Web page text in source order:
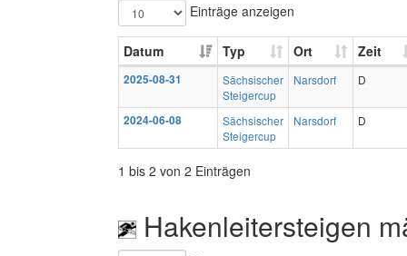
Einträge anzeigen
Datum Typ Ort Zeit
2025-08-31
Sächsischer
Steigercup
Narsdorf D
2024-06-08
Sächsischer
Steigercup
Narsdorf D
1 bis 2 von 2 Einträgen
Hakenleitersteigen